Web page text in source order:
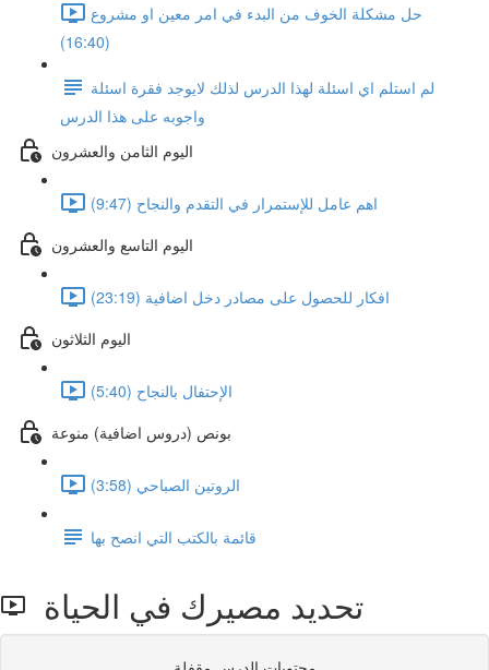
حل مشكلة الخوف من البدء في امر معين او مشروع
(16:40)
لم استلم اي اسئلة لهذا الدرس لذلك لايوجد فقرة اسئلة
واجوبه على هذا الدرس
اليوم الثامن والعشرون
اهم عامل للإستمرار في التقدم والنجاح (9:47)
اليوم التاسع والعشرون
افكار للحصول على مصادر دخل اضافية (23:19)
اليوم الثلاثون
الإحتفال بالنجاح (5:40)
بونص (دروس اضافية) منوعة
الروتين الصباحي (3:58)
قائمة بالكتب التي انصح بها
تحديد مصيرك في الحياة